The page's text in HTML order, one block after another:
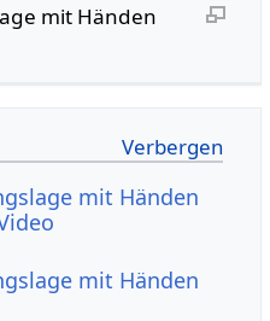
mit Händen
mit Händen
mit Händen